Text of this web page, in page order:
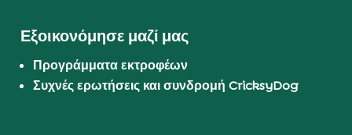
Εξοικονόμησε μαζί μας
Προγράμματα εκτροφέων
Συχνές ερωτήσεις και συνδρομή CricksyDog